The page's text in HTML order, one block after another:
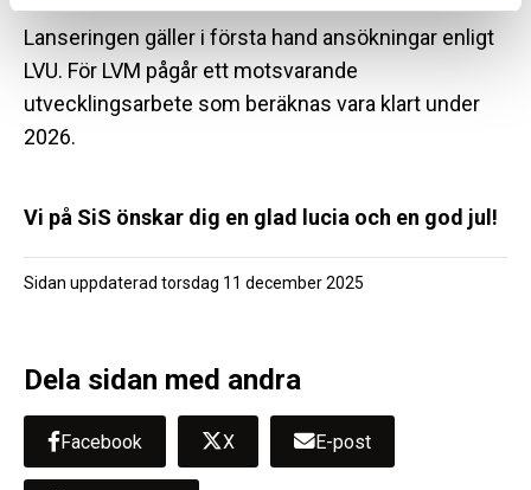
Lanseringen gäller i första hand ansökningar enligt
LVU. För LVM pågår ett motsvarande
utvecklingsarbete som beräknas vara klart under
2026.
Vi på SiS önskar dig en glad lucia och en god jul!
Sidan uppdaterad torsdag 11 december 2025
Dela sidan med andra
Facebook X E-post